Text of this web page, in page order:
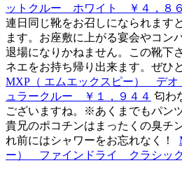
ットクルー ホワイト ￥４，８
連日同じ靴をお召しになられます
ます。お座敷に上がる宴会やコン
退場になりかねません。この靴下
ネエをお持ち帰り出来ます。ぜひ
MXP（ エムエックスピー） デ
ュラークルー ￥１，９４４ 匂わ
ございますね。※あくまでもパン
貴兄のポコチンはまったくの臭
れ前にはシャワーをお忘れなく！
ー） ファインドライ クラシッ